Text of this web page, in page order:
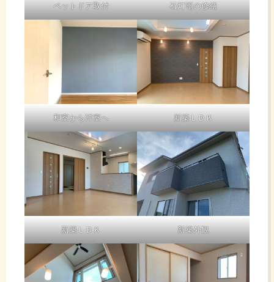
ペットドア取付 石灯篭の修繕
和室から洋室へ 新築ＬＤＫ
新築ＬＤＫ 新築外観